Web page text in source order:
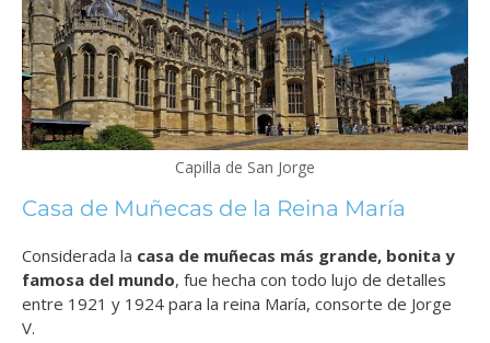
Capilla de San Jorge
Casa de Muñecas de la Reina María
Considerada la casa de muñecas más grande, bonita y
famosa del mundo, fue hecha con todo lujo de detalles
entre 1921 y 1924 para la reina María, consorte de Jorge
V.